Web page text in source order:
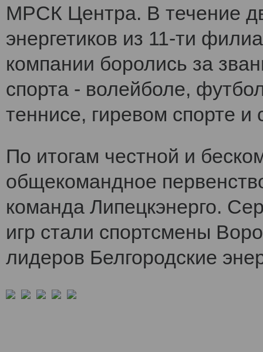
МРСК Центра. В течение
энергетиков из 11-ти
компании боролись за
спорта - волейболе,
теннисе, гиревом спорте и
По итогам честной и
общекомандное
команда Липецкэнерго.
игр стали спортсмены
лидеров Белгородские